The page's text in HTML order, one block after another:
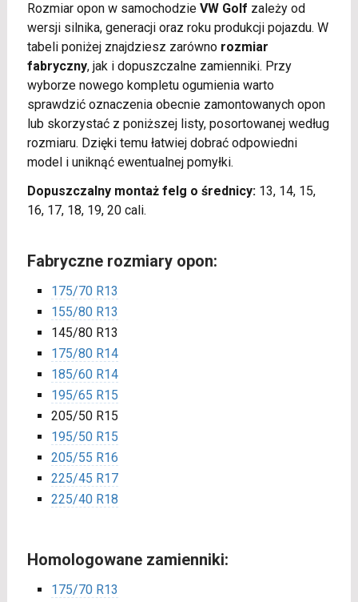
Rozmiar opon w samochodzie VW Golf zależy od
wersji silnika, generacji oraz roku produkcji pojazdu. W
tabeli poniżej znajdziesz zarówno rozmiar
fabryczny, jak i dopuszczalne zamienniki. Przy
wyborze nowego kompletu ogumienia warto
sprawdzić oznaczenia obecnie zamontowanych opon
lub skorzystać z poniższej listy, posortowanej według
rozmiaru. Dzięki temu łatwiej dobrać odpowiedni
model i uniknąć ewentualnej pomyłki.
Dopuszczalny montaż felg o średnicy:13, 14, 15,
16, 17, 18, 19, 20 cali.
Fabryczne rozmiary opon:
175/70 R13
155/80 R13
145/80 R13
175/80 R14
185/60 R14
195/65 R15
205/50 R15
195/50 R15
205/55 R16
225/45 R17
225/40 R18
Homologowane zamienniki:
175/70 R13